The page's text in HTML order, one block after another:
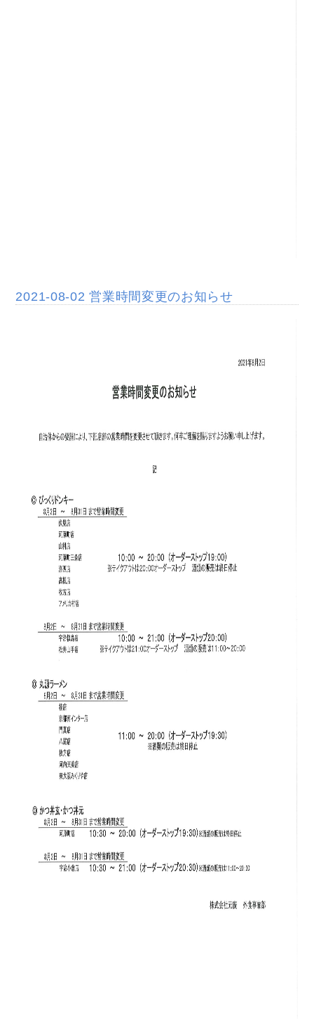
2021-08-02 営業時間変更のお知らせ